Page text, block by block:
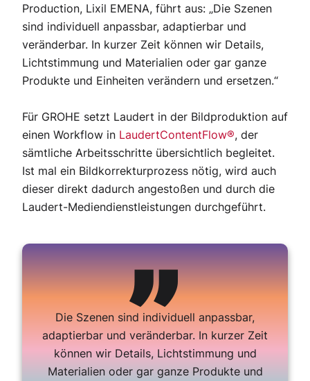
Production, Lixil EMENA, führt aus: „Die Szenen
sind individuell anpassbar, adaptierbar und
veränderbar. In kurzer Zeit können wir Details,
Lichtstimmung und Materialien oder gar ganze
Produkte und Einheiten verändern und ersetzen.“
Für GROHE setzt Laudert in der Bildproduktion auf
einen Workflow in LaudertContentFlow®, der
sämtliche Arbeitsschritte übersichtlich begleitet.
Ist mal ein Bildkorrekturprozess nötig, wird auch
dieser direkt dadurch angestoßen und durch die
Laudert-Mediendienstleistungen durchgeführt.
Die Szenen sind individuell anpassbar,
adaptierbar und veränderbar. In kurzer Zeit
können wir Details, Lichtstimmung und
Materialien oder gar ganze Produkte und